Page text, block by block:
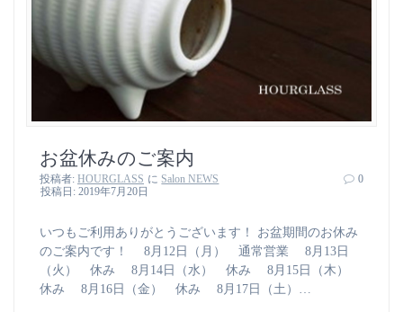
お盆休みのご案内
投稿者: HOURGLASS に Salon NEWS
投稿日: 2019年7月20日
0
いつもご利用ありがとうございます！ お盆期間のお休み
のご案内です！ 8月12日（月） 通常営業 8月13日
（火） 休み 8月14日（水） 休み 8月15日（木）
休み 8月16日（金） 休み 8月17日（土）…